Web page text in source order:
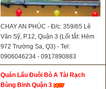
CHAY AN PHÚC - Đ/c: 359/65 Lê
Văn Sỹ, P.12, Quận 3 (Lối tắt: Hẻm
972 Trường Sa, Q3) - Tel:
0906046234 - 0917890883
Quán Lẩu Đuôi Bò A Tài Rạch
Bùng Binh Quận 3